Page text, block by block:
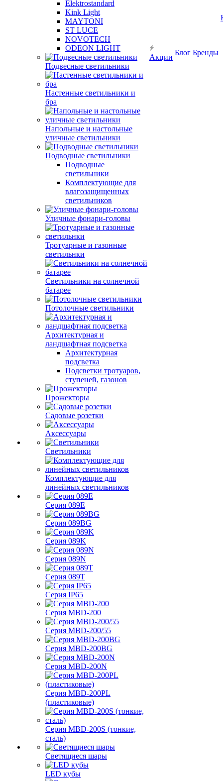
Elektrostandard
Kink Light
MAYTONI
ST LUCE
NOVOTECH
ODEON LIGHT
Подвесные светильники
Настенные светильники и
бра
Напольные и настольные
уличные светильники
Подводные светильники
Подводные
светильники
Комплектующие для
влагозащищенных
светильников
Уличные фонари-головы
Тротуарные и газонные
светильнки
Светильники на солнечной
батарее
Потолочные светильники
Архитектурная и
ландшафтная подсветка
Архитектурная
подсветка
Подсветки тротуаров,
ступеней, газонов
Прожекторы
Садовые розетки
Аксессуары
Светильники
Комплектующие для
линейных светильников
Серия 089E
Серия 089BG
Серия 089K
Серия 089N
Серия 089T
Серия IP65
Серия MBD-200
Серия MBD-200/55
Серия MBD-200BG
Серия MBD-200N
Серия MBD-200PL
(пластиковые)
Серия MBD-200S (тонкие,
сталь)
Светящиеся шары
LED кубы
Акции
Блог Бренды